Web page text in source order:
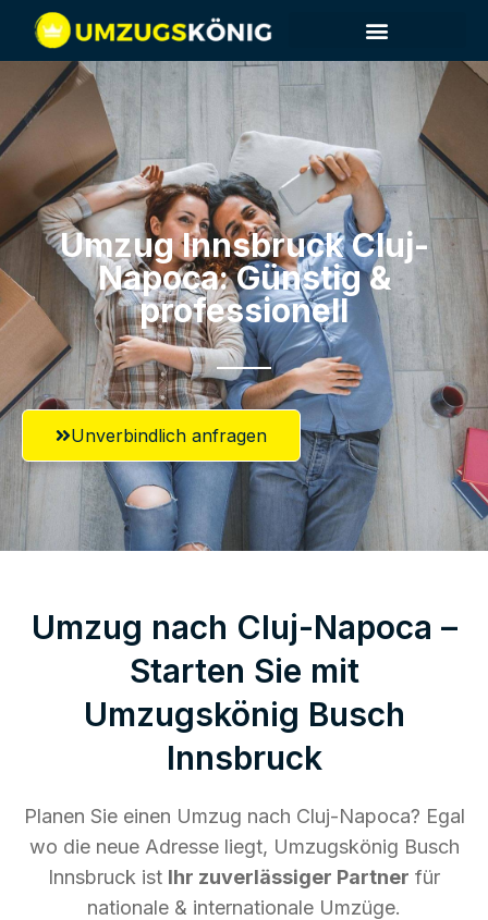
Umzug Innsbruck​ Cluj-
Napoca: Günstig &
professionell​
Unverbindlich anfragen
Umzug nach Cluj-Napoca –
Starten Sie mit
Umzugskönig Busch
Innsbruck
Planen Sie einen Umzug nach Cluj-Napoca? Egal
wo die neue Adresse liegt, Umzugskönig Busch
Innsbruck ist Ihr zuverlässiger Partner für
nationale & internationale Umzüge.